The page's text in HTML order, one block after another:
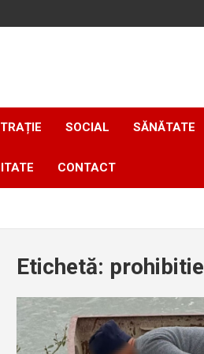
SOCIAL SĂNĂTATE
CONTACT
Etichetă: prohibitie